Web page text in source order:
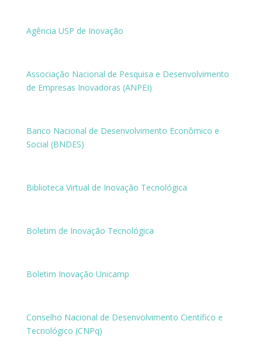
Agência USP de Inovação
Associação Nacional de Pesquisa e Desenvolvimento
de Empresas Inovadoras (ANPEI)
Banco Nacional de Desenvolvimento Econômico e
Social (BNDES)
Biblioteca Virtual de Inovação Tecnológica
Boletim de Inovação Tecnológica
Boletim Inovação Unicamp
Conselho Nacional de Desenvolvimento Científico e
Tecnológico (CNPq)